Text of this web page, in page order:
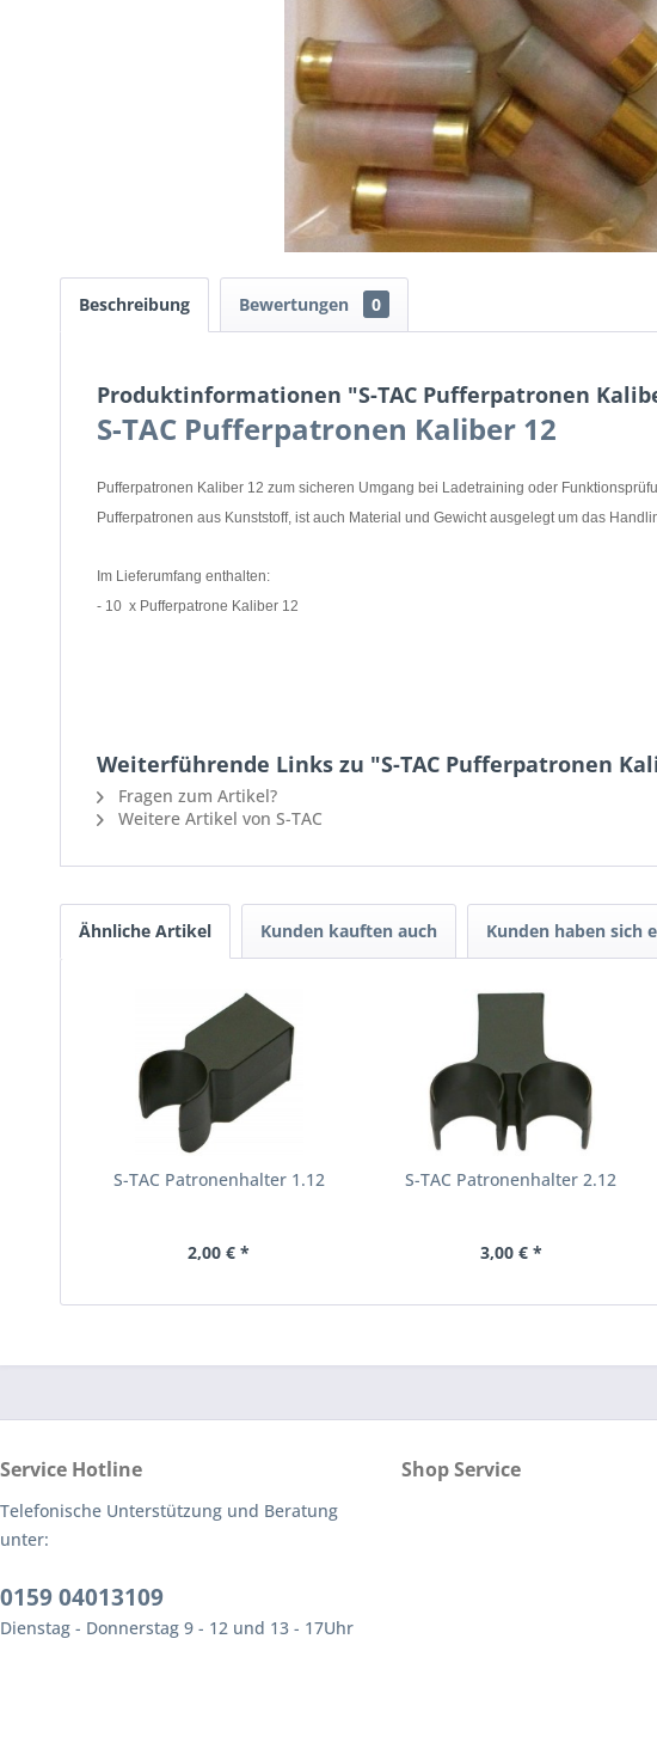
Beschreibung Bewertungen 0
Produktinformationen "S-TAC Pufferpatronen
S-TAC Pufferpatronen Kaliber 12
Pufferpatronen Kaliber 12 zum sicheren Umgang bei Ladetraining oder
Pufferpatronen aus Kunststoff, ist auch Material und Gewicht ausgelegt um das
Im Lieferumfang enthalten:
- 10 x Pufferpatrone Kaliber 12
Weiterführende Links zu "S-TAC Pufferpatronen
Fragen zum Artikel?
Weitere Artikel von S-TAC
Ähnliche Artikel Kunden kauften auch Kunden haben sich
S-TAC Patronenhalter 1.12
2,00 € *
S-TAC Patronenhalter 2.12
3,00 € *
Service Hotline
Telefonische Unterstützung und Beratung
unter:
0159 04013109
Dienstag - Donnerstag 9 - 12 und 13 - 17Uhr
Shop Service